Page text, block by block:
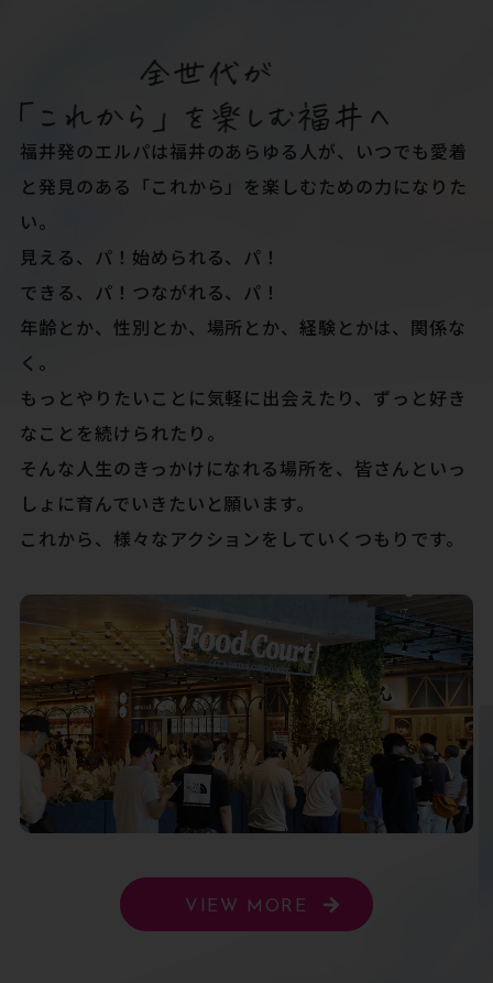
福井発のエルパは福井のあらゆる人が、いつでも愛着
と発見のある「これから」を楽しむための力になりた
い。
見える、パ！始められる、パ！
できる、パ！つながれる、パ！
年齢とか、性別とか、場所とか、経験とかは、関係な
く。
もっとやりたいことに気軽に出会えたり、ずっと好き
なことを続けられたり。
そんな人生のきっかけになれる場所を、皆さんといっ
しょに育んでいきたいと願います。
これから、様々なアクションをしていくつもりです。
VIEW MORE